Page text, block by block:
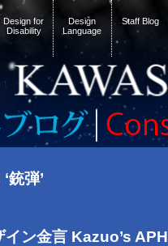
Design for
Disability
Design
Language
Staff Blog
銃弾’
イン金言 Kazuo’s